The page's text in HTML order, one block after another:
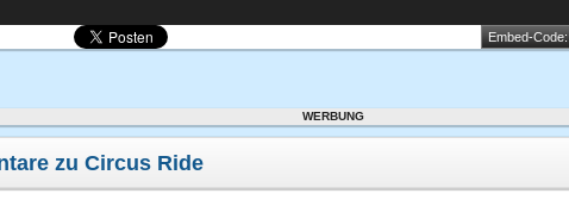
Embed-Code:
WERBUNG
zu Circus Ride